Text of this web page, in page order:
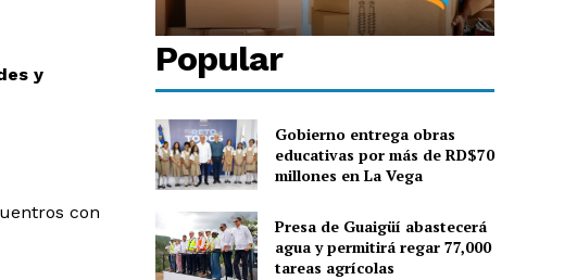
y
con
Popular
Gobierno entrega obras
educativas por más de RD$70
millones en La Vega
Presa de Guaigüí abastecerá
agua y permitirá regar 77,000
tareas agrícolas